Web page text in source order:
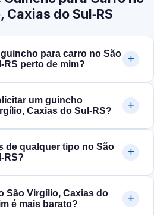
do Sul‑RS
para carro no São
perto de mim?
um guincho
Caxias do Sul‑RS?
de qualquer tipo no São
São Virgílio, Caxias do
é mais barato?